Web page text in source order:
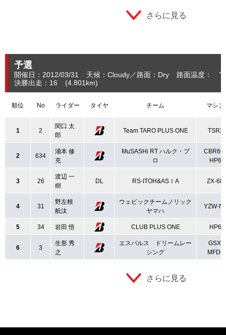
さらに見る
予選
開催日：2012/03/31 天候：Cloudy 路面：Dry
路面温度：
決勝出走：16
(4.801 km)
順位 No ライダー タイヤ チーム マシン
1 2
関口 太
郎
Team TARO PLUS ONE TSR2
2 634
浦本 修
充
MuSASHi RT ハルク・プ
ロ
HP6
3 26
渡辺 一
樹
DL RS-ITOH&ASＩA ZX-6R
4 31
野左根
航汰
ウェビックチームノリック
ヤマハ
YZW-
5 34 岩田 悟 CLUB PLUS ONE HP6
6 3
生形 秀
之
エスパルス ドリームレー
シング
GSX-
MFD6
さらに見る